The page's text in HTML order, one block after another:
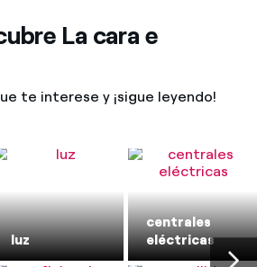
La cara e
te interese y ¡sigue leyendo!
luz
centrales
eléctricas